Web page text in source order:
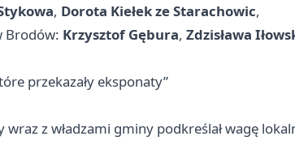
, Dorota Kiełek ze Starachowic,
Brodów: Krzysztof Gębura, Zdzisława
przekazały eksponaty”
wraz z władzami gminy podkreślał wagę